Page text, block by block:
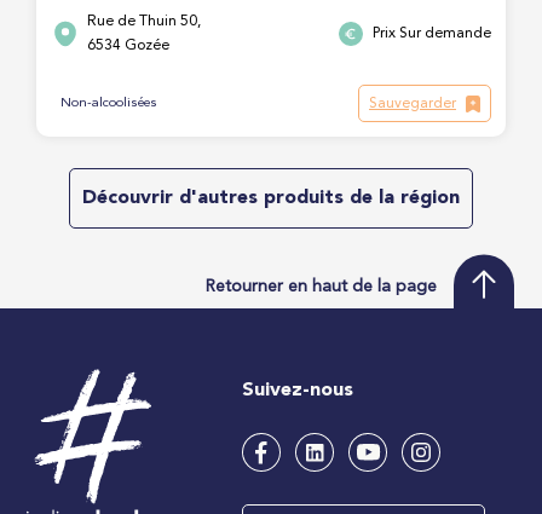
Rue de Thuin 50,
6534 Gozée
Prix Sur demande
Non-alcoolisées Sauvegarder
Découvrir d'autres produits de la région
Retourner en haut de la page
Suivez-nous